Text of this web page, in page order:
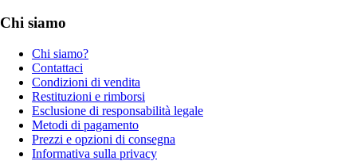
Chi siamo
Chi siamo?
Contattaci
Condizioni di vendita
Restituzioni e rimborsi
Esclusione di responsabilità legale
Metodi di pagamento
Prezzi e opzioni di consegna
Informativa sulla privacy